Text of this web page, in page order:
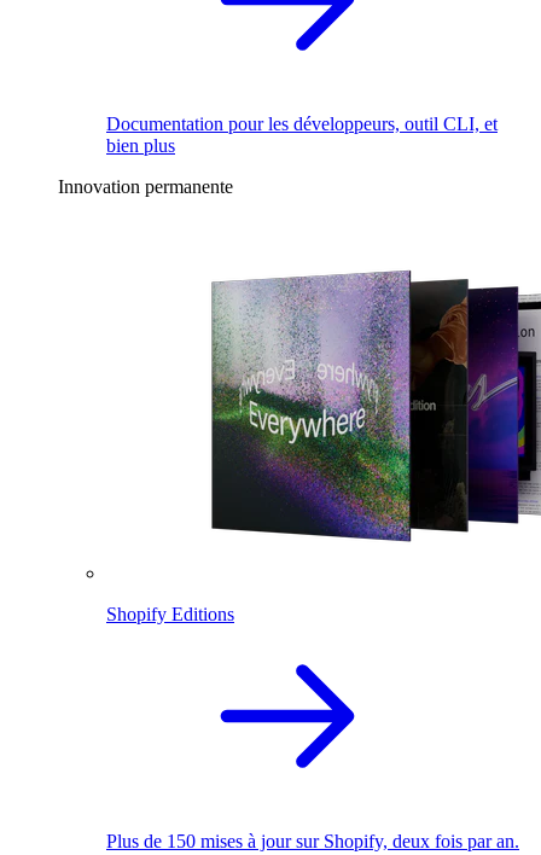
Documentation pour les développeurs, outil CLI, et
bien plus
Innovation permanente
Shopify Editions
Plus de 150 mises à jour sur Shopify, deux fois par an.